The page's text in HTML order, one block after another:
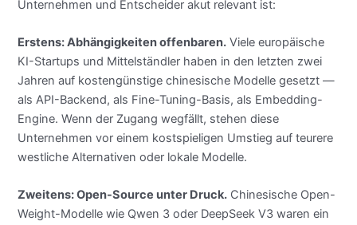
Unternehmen und Entscheider akut relevant ist:
Erstens: Abhängigkeiten offenbaren. Viele europäische
KI-Startups und Mittelständler haben in den letzten zwei
Jahren auf kostengünstige chinesische Modelle gesetzt —
als API-Backend, als Fine-Tuning-Basis, als Embedding-
Engine. Wenn der Zugang wegfällt, stehen diese
Unternehmen vor einem kostspieligen Umstieg auf teurere
westliche Alternativen oder lokale Modelle.
Zweitens: Open-Source unter Druck. Chinesische Open-
Weight-Modelle wie Qwen 3 oder DeepSeek V3 waren ein